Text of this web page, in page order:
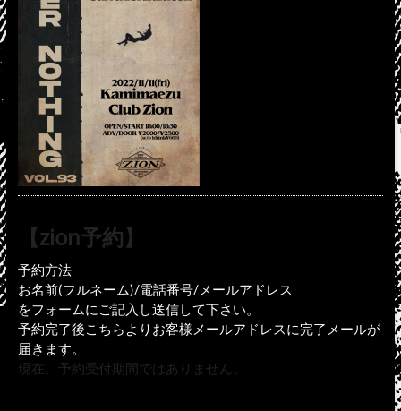
【zion予約】
予約方法
お名前(フルネーム)/電話番号/メールアドレス
をフォームにご記入し送信して下さい。
予約完了後こちらよりお客様メールアドレスに完了メールが
届きます。
現在、予約受付期間ではありません。